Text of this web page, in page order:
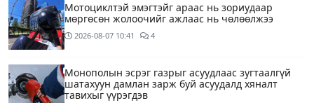
Мотоциклтэй эмэгтэйг араас нь зориудаар
мөргөсөн жолоочийг ажлаас нь чөлөөлжээ
2026-08-07 10:41 4
Монополын эсрэг газрыг асуудлаас зугтаалгүй
шатахуун дамлан зарж буй асуудалд хяналт
тавихыг үүрэгдэв